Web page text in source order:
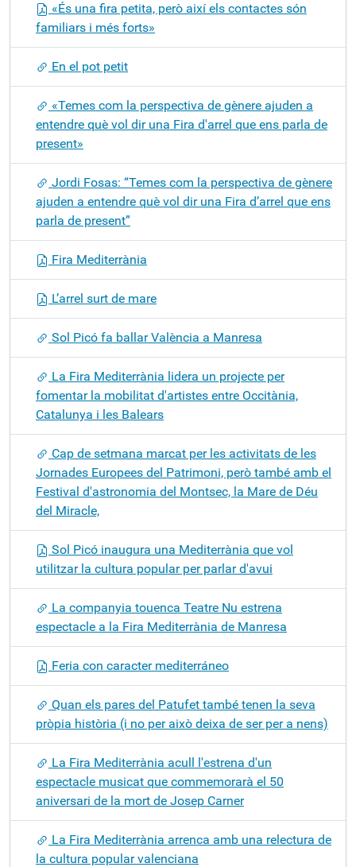
«És una fira petita, però així els contactes són
familiars i més forts»
En el pot petit
«Temes com la perspectiva de gènere ajuden a
entendre què vol dir una Fira d'arrel que ens parla de
present»
Jordi Fosas: “Temes com la perspectiva de gènere
ajuden a entendre què vol dir una Fira d’arrel que ens
parla de present”
Fira Mediterrània
L’arrel surt de mare
Sol Picó fa ballar València a Manresa
La Fira Mediterrània lidera un projecte per
fomentar la mobilitat d'artistes entre Occitània,
Catalunya i les Balears
Cap de setmana marcat per les activitats de les
Jornades Europees del Patrimoni, però també amb el
Festival d'astronomia del Montsec, la Mare de Déu
del Miracle,
Sol Picó inaugura una Mediterrània que vol
utilitzar la cultura popular per parlar d'avui
La companyia touenca Teatre Nu estrena
espectacle a la Fira Mediterrània de Manresa
Feria con caracter mediterráneo
Quan els pares del Patufet també tenen la seva
pròpia història (i no per això deixa de ser per a nens)
La Fira Mediterrània acull l'estrena d'un
espectacle musicat que commemorarà el 50
aniversari de la mort de Josep Carner
La Fira Mediterrània arrenca amb una relectura de
la cultura popular valenciana